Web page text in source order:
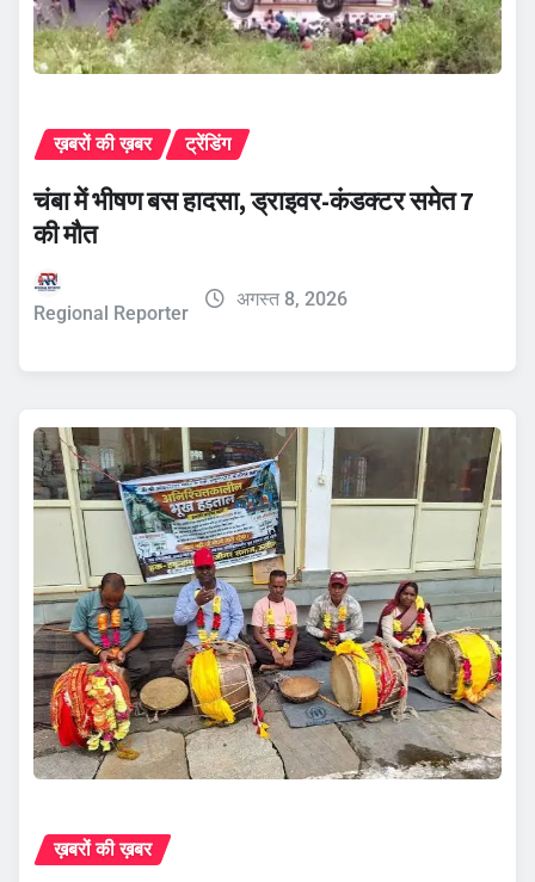
ख़बरों की ख़बर ट्रेंडिंग
चंबा में भीषण बस हादसा, ड्राइवर-कंडक्टर समेत 7
की मौत
Regional Reporter
अगस्त 8, 2026
ख़बरों की ख़बर